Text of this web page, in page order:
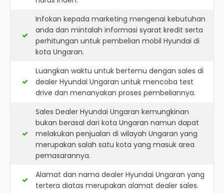
Infokan kepada marketing mengenai kebutuhan
anda dan mintalah informasi syarat kredit serta
perhitungan untuk pembelian mobil Hyundai di
kota Ungaran.
Luangkan waktu untuk bertemu dengan sales di
dealer Hyundai Ungaran untuk mencoba test
drive dan menanyakan proses pembeliannya.
Sales Dealer Hyundai Ungaran kemungkinan
bukan berasal dari kota Ungaran namun dapat
melakukan penjualan di wilayah Ungaran yang
merupakan salah satu kota yang masuk area
pemasarannya.
Alamat dan nama dealer Hyundai Ungaran yang
tertera diatas merupakan alamat dealer sales.